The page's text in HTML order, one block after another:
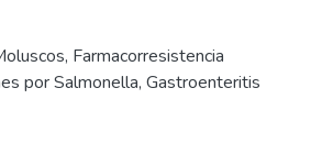
, Farmacorresistencia
por Salmonella, Gastroenteritis